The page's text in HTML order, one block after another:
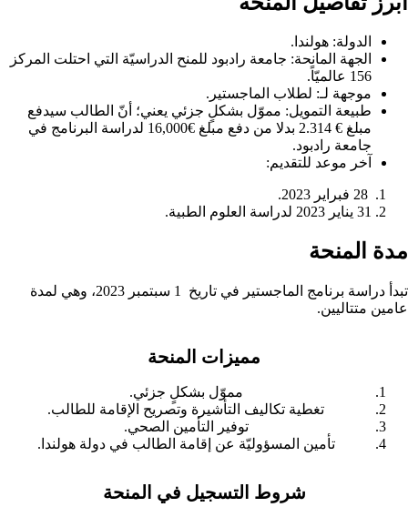
الدولة: هولندا.
الجهة المانحة: جامعة رادبود للمنح الدراسيّة التي احتلت المركز
156 عالميّاً.
موجهة لـ: لطلاب الماجستير.
طبيعة التمويل: مموّل بشكلٍ جزئي يعني؛ أنّ الطالب سيدفع
مبلغ € 2.314 بدلا من دفع مبلغ €16,000 لدراسة البرنامج في
جامعة رادبود.
آخر موعد للتقديم:
31 يناير 2023 لدراسة العلوم الطبية.
مدة المنحة
تبدأ دراسة برنامج الماجستير في تاريخ
1 سبتمبر 2023، وهي لمدة
عامين متتاليين.
مميزات المنحة
مموّل بشكلٍ جزئي.
تغطية تكاليف التأشيرة وتصريح الإقامة للطالب.
توفير التأمين الصحي.
تأمين المسؤوليّة عن إقامة الطالب في دولة هولندا.
شروط التسجيل في المنحة